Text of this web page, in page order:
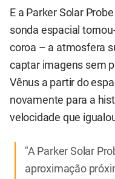
E a Parker Solar
sonda espacial
coroa – a atmosfera
captar imagens sem
Vênus a partir do
novamente para a
velocidade que
"A Parker Solar
aproximação